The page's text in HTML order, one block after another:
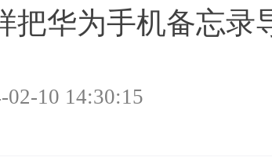
把华为手机备忘录
02-10 14:30:15